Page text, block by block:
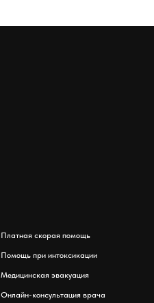
Платная скорая помощь
Помощь при интоксикации
Медицинская эвакуация
Онлайн-консультация врача